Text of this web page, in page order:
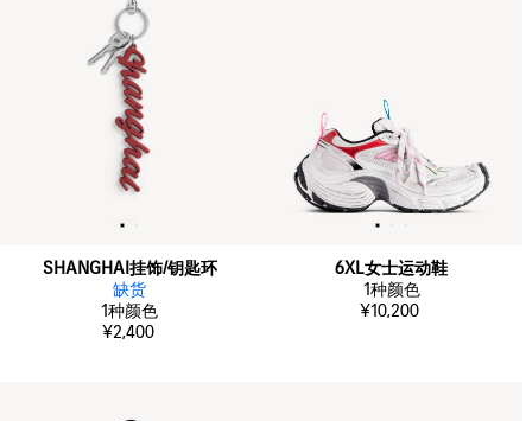
SHANGHAI挂饰/钥匙环
缺货
1种颜色
¥2,400
6XL女士运动鞋
1种颜色
¥10,200